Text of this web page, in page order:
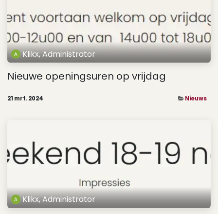
Klikx, Administrator
Nieuwe openingsuren op vrijdag
...
21 mrt. 2024 Nieuws
Klikx, Administrator